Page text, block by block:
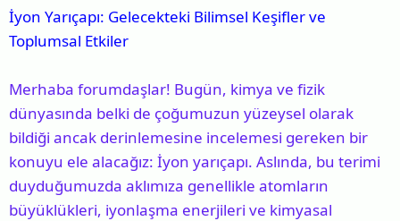
a
l
t
a
n
ı
ç
r
i
h
i
İyon Yarıçapı: Gelecekteki Bilimsel Keşifler ve
Toplumsal Etkiler
Merhaba forumdaşlar! Bugün, kimya ve fizik
dünyasında belki de çoğumuzun yüzeysel olarak
bildiği ancak derinlemesine incelemesi gereken bir
konuyu ele alacağız: İyon yarıçapı. Aslında, bu terimi
duyduğumuzda aklımıza genellikle atomların
büyüklükleri, iyonlaşma enerjileri ve kimyasal